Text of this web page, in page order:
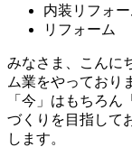
内装リフォー
リフォーム
みなさま、こんに
ム業をやっており
「今」はもちろ
づくりを目指して
します。